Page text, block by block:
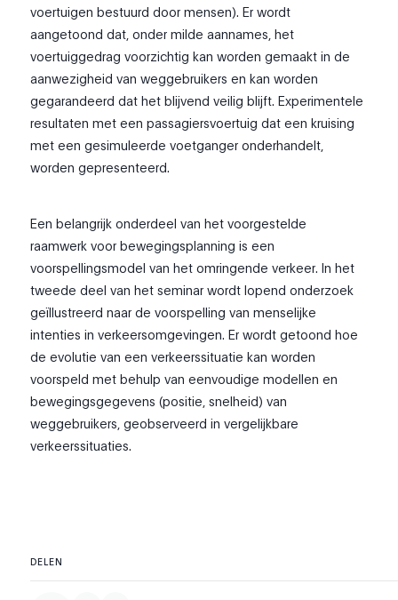
voertuigen bestuurd door mensen). Er wordt
aangetoond dat, onder milde aannames, het
voertuiggedrag voorzichtig kan worden gemaakt in de
aanwezigheid van weggebruikers en kan worden
gegarandeerd dat het blijvend veilig blijft. Experimentele
resultaten met een passagiersvoertuig dat een kruising
met een gesimuleerde voetganger onderhandelt,
worden gepresenteerd.
Een belangrijk onderdeel van het voorgestelde
raamwerk voor bewegingsplanning is een
voorspellingsmodel van het omringende verkeer. In het
tweede deel van het seminar wordt lopend onderzoek
geïllustreerd naar de voorspelling van menselijke
intenties in verkeersomgevingen. Er wordt getoond hoe
de evolutie van een verkeerssituatie kan worden
voorspeld met behulp van eenvoudige modellen en
bewegingsgegevens (positie, snelheid) van
weggebruikers, geobserveerd in vergelijkbare
verkeerssituaties.
DELEN